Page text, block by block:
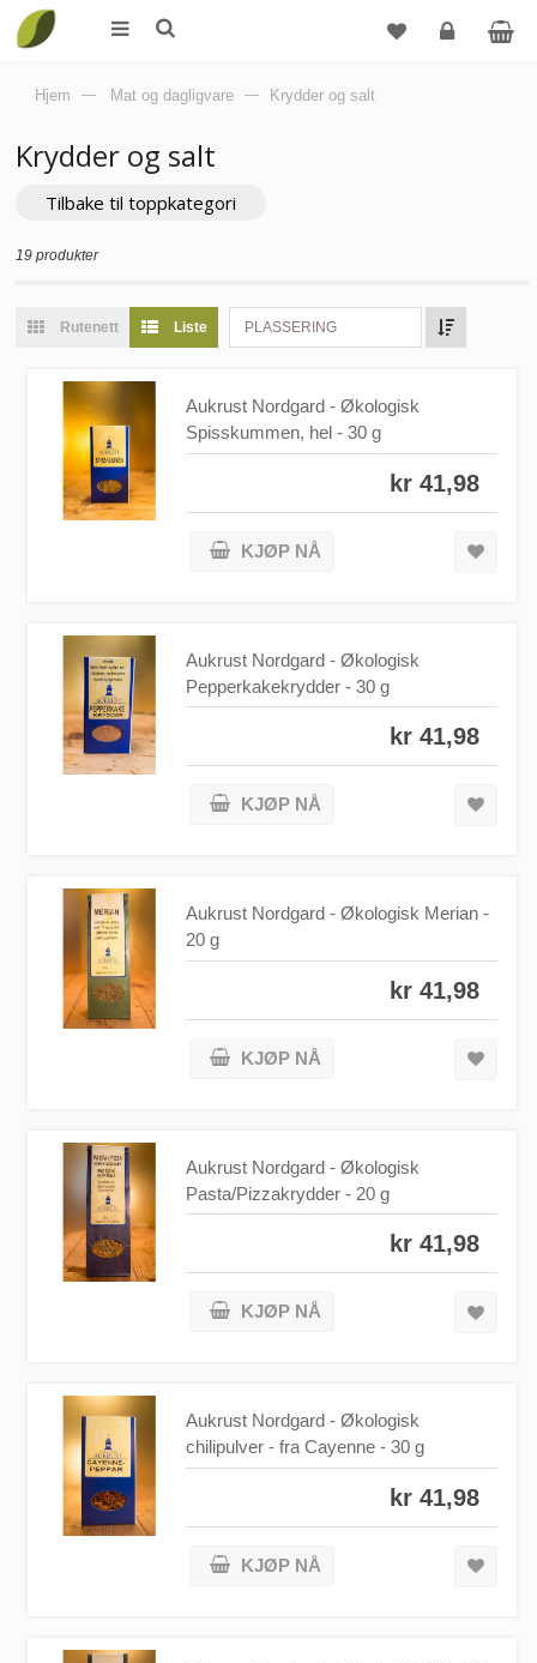
Hjem — Mat og dagligvare — Krydder og salt
Krydder og salt
Tilbake til toppkategori
19 produkter
Rutenett Liste PLASSERING
Aukrust Nordgard - Økologisk
Spisskummen, hel - 30 g
kr 41,98
KJØP NÅ
Aukrust Nordgard - Økologisk
Pepperkakekrydder - 30 g
kr 41,98
KJØP NÅ
Aukrust Nordgard - Økologisk Merian -
20 g
kr 41,98
KJØP NÅ
Aukrust Nordgard - Økologisk
Pasta/Pizzakrydder - 20 g
kr 41,98
KJØP NÅ
Aukrust Nordgard - Økologisk
chilipulver - fra Cayenne - 30 g
kr 41,98
KJØP NÅ